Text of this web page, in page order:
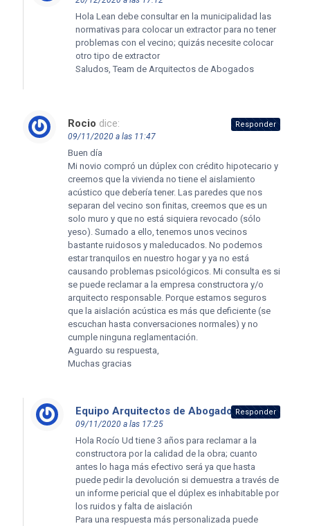
Hola Lean debe consultar en la municipalidad las
normativas para colocar un extractor para no tener
problemas con el vecino; quizás necesite colocar
otro tipo de extractor
Saludos, Team de Arquitectos de Abogados
Rocio dice:
09/11/2020 a las 11:47
Buen día
Mi novio compró un dúplex con crédito hipotecario y
creemos que la vivienda no tiene el aislamiento
acústico que debería tener. Las paredes que nos
separan del vecino son finitas, creemos que es un
solo muro y que no está siquiera revocado (sólo
yeso). Sumado a ello, tenemos unos vecinos
bastante ruidosos y maleducados. No podemos
estar tranquilos en nuestro hogar y ya no está
causando problemas psicológicos. Mi consulta es si
se puede reclamar a la empresa constructora y/o
arquitecto responsable. Porque estamos seguros
que la aislación acústica es más que deficiente (se
escuchan hasta conversaciones normales) y no
cumple ninguna reglamentación.
Aguardo su respuesta,
Muchas gracias
Responder
Equipo Arquitectos de Abogados dice:
09/11/2020 a las 17:25
Hola Rocío Ud tiene 3 años para reclamar a la
constructora por la calidad de la obra; cuanto
antes lo haga más efectivo será ya que hasta
puede pedir la devolución si demuestra a través de
un informe pericial que el dúplex es inhabitable por
los ruidos y falta de aislación
Para una respuesta más personalizada puede
Responder